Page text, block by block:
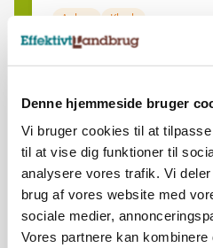
Denne hjemmeside bruger
Vi bruger cookies til at
til at vise dig funktioner til
analysere vores trafik. Vi
brug af vores website med
sociale medier,
Vores partnere kan
Anlæg Kloak
4690, Haslev
Lastbilchauffør
Maskinstation
Godstransport
4700, Næstved